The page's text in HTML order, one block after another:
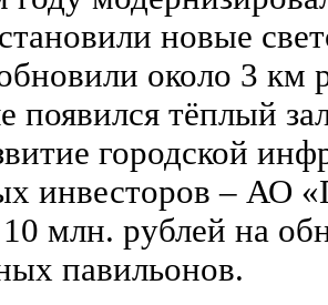
новые
около 3 км
появился тёплый
городской
инвесторов – АО
млн. рублей на
павильонов.